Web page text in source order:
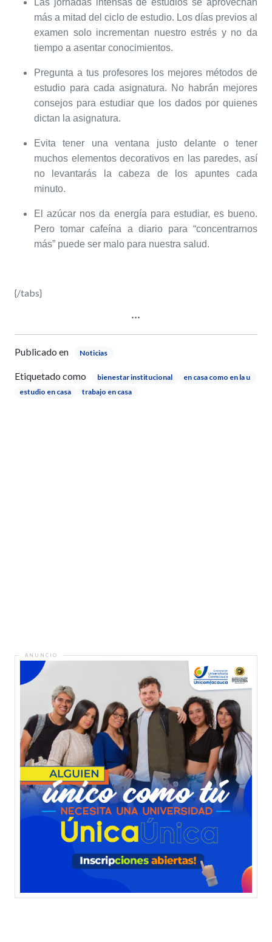
más a mitad del ciclo de estudio. Los días previos al
examen solo incrementan nuestro estrés y no da
tiempo a asentar conocimientos.
Pregunta a tus profesores los mejores métodos de
estudio para cada asignatura. No habrán mejores
consejos para estudiar que los dados por quienes
dictan la asignatura.
Evita tener una ventana justo delante o tener
muchos elementos decorativos en las paredes, así
no levantarás la cabeza de los apuntes cada
minuto.
El azúcar nos da energía para estudiar, es bueno.
Pero tomar cafeína a diario para “concentrarnos
más” puede ser malo para nuestra salud.
{/tabs}
Publicado en Noticias
Etiquetado como bienestar institucional
en casa como en la u
estudio en casa
trabajo en casa